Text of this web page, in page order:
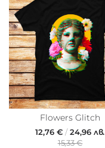
Flowers Glitch
12,76 € /24,96 лв.
15,33 €